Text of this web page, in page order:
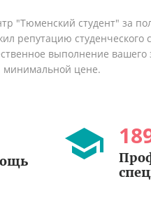
"Тюменский студент" за
репутацию
выполнение вашего
минимальной цене.